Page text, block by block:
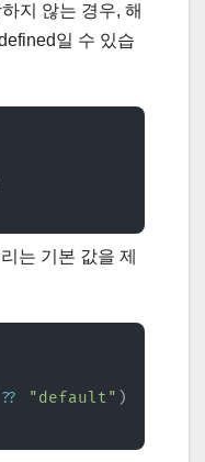
지 않는 경우, 해
일 수 있습
는 기본 값을 제
?? "default" )